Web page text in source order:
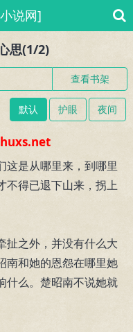
说网]
思(1/2)
查看书架
默认 护眼 夜间
是从哪里来，到哪里
不得已退下山来，拐上
之外，并没有什么大
南和她的恩怨在哪里她
什么。楚昭南不说她就